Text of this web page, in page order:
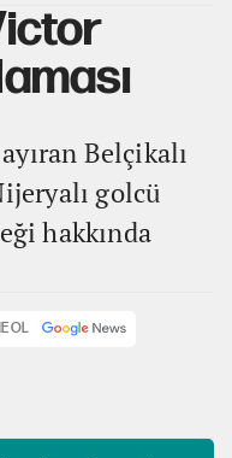
Belçikalı
golcü
hakkında
OL